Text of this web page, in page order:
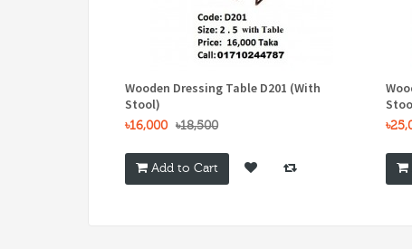
Wooden Dressing Table D201 (With
Stool)
৳16,000 ৳18,500
Add to Cart